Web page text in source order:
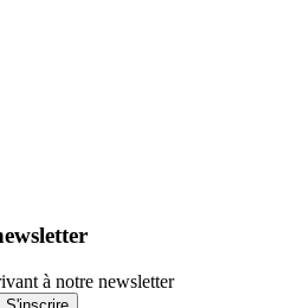
à notre newsletter